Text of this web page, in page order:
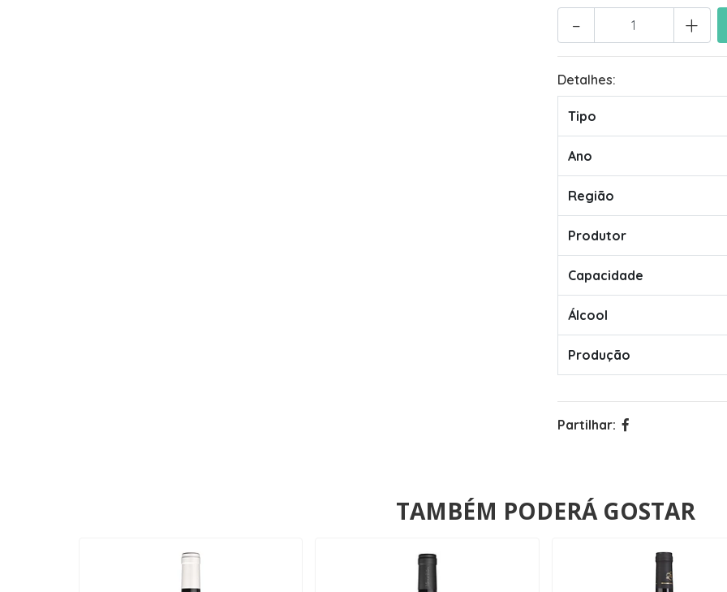
+
-
Detalhes:
Tipo
Ano
Região
Produtor
Capacidade
Álcool
Produção
Partilhar:
TAMBÉM PODERÁ GOSTAR